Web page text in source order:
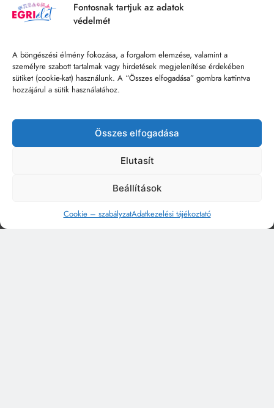
Fontosnak tartjuk az adatok
védelmét
A böngészési élmény fokozása, a forgalom elemzése, valamint a
személyre szabott tartalmak vagy hirdetések megjelenítése érdekében
sütiket (cookie-kat) használunk. A “Összes elfogadása” gombra kattintva
hozzájárul a sütik használatához.
Összes elfogadása
Elutasít
Beállítások
Cookie – szabályzatAdatkezelési tájékoztató